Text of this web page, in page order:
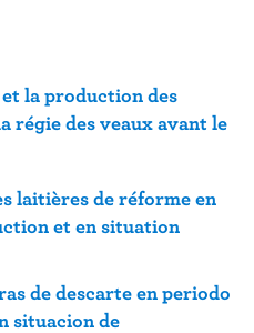
la production des
régie des veaux avant le
laitières de réforme en
et en situation
de descarte en periodo
situacion de